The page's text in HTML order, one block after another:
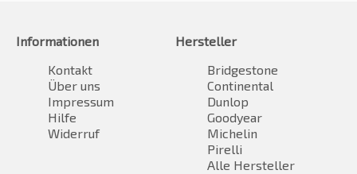
Informationen
Kontakt
Über uns
Impressum
Hilfe
Widerruf
Hersteller
Bridgestone
Continental
Dunlop
Goodyear
Michelin
Pirelli
Alle Hersteller